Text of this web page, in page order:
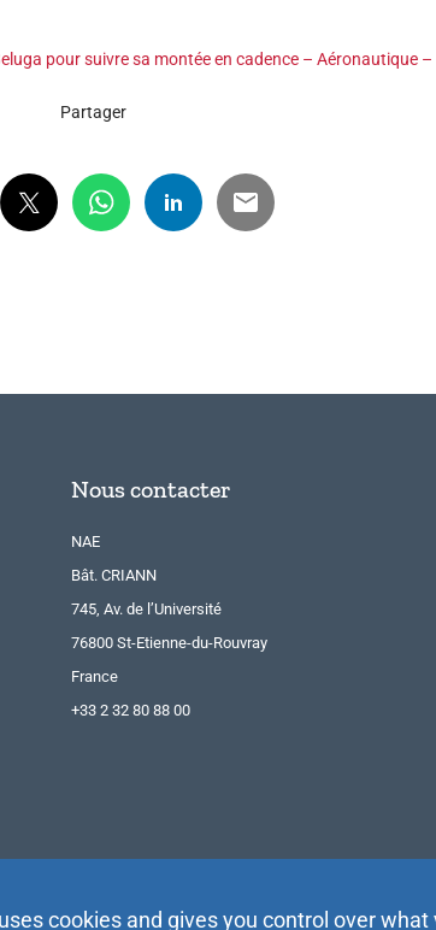
pour suivre sa montée en cadence – Aéronautique –
Partager
Nous contacter
NAE
Bât. CRIANN
745, Av. de l’Université
76800 St-Etienne-du-Rouvray
France
+33 2 32 80 88 00
cookies and gives you control over